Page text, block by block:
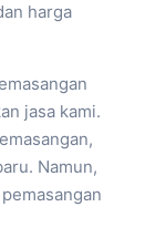
harga
jasa kami.
Namun,